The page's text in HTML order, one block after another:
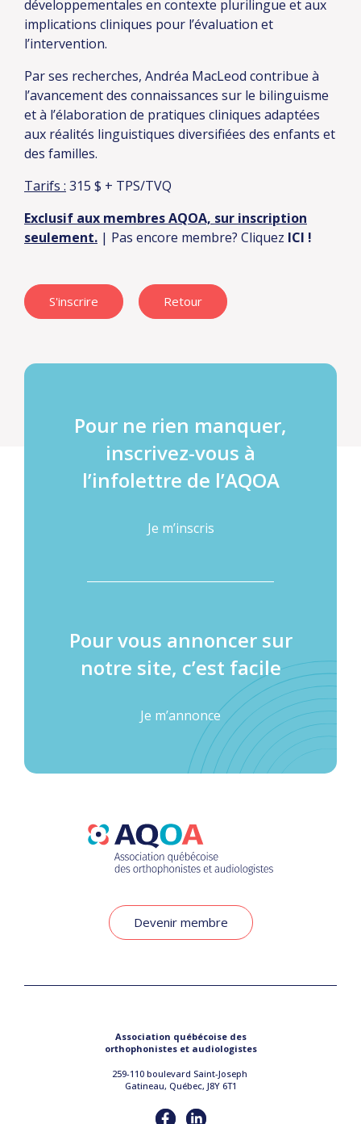
développementales en contexte plurilingue et aux
implications cliniques pour l’évaluation et
l’intervention.
Par ses recherches, Andréa MacLeod contribue à
l’avancement des connaissances sur le bilinguisme
et à l’élaboration de pratiques cliniques adaptées
aux réalités linguistiques diversifiées des enfants et
des familles.
Tarifs : 315 $ + TPS/TVQ
Exclusif aux membres AQOA, sur inscription
seulement. | Pas encore membre? Cliquez ICI !
S'inscrire Retour
Pour ne rien manquer,
inscrivez-vous à
l’infolettre de l’AQOA
Je m’inscris
Pour vous annoncer sur
notre site, c’est facile
Je m’annonce
Devenir membre
Association québécoise des
orthophonistes et audiologistes
259-110 boulevard Saint-Joseph
Gatineau, Québec, J8Y 6T1